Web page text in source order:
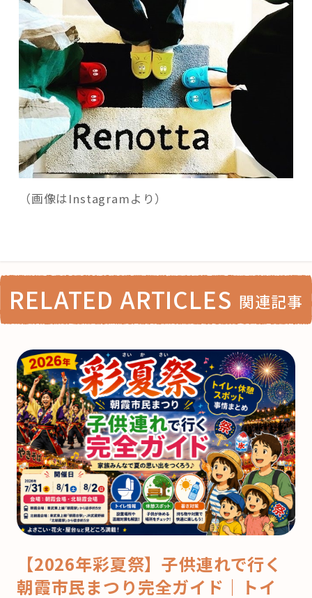
（画像はInstagramより）
RELATED ARTICLES 関連記事
【2026年彩夏祭】子供連れで行く
朝霞市民まつり完全ガイド｜トイ